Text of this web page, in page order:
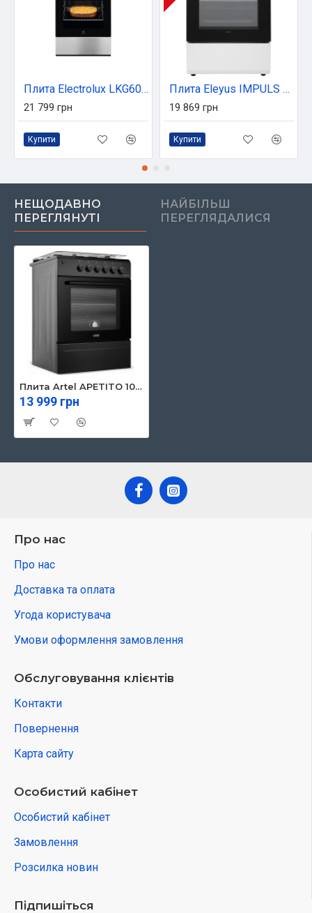
Плита Electrolux LKG600011X
21 799 грн
Купити
Плита Eleyus IMPULS 6008 V WH
19 869 грн
Купити
НЕЩОДАВНО
ПЕРЕГЛЯНУТІ
НАЙБІЛЬШ
ПЕРЕГЛЯДАЛИСЯ
Плита Artel APETITO 10-E Black
13 999 грн
Про нас
Про нас
Доставка та оплата
Угода користувача
Умови оформлення замовлення
Обслуговування клієнтів
Контакти
Повернення
Карта сайту
Особистий кабінет
Особистий кабінет
Замовлення
Розсилка новин
Підпишіться